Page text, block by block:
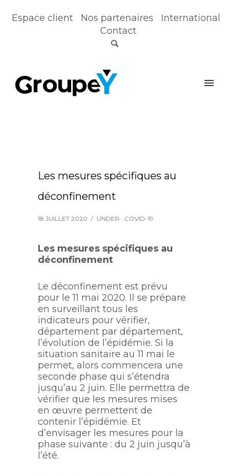
Espace client Nos partenaires
International
Contact
Les mesures spécifiques au
déconfinement
18 JUILLET 2020 / UNDER : COVID-19
Les mesures spécifiques au
déconfinement
Le déconfinement est prévu
pour le 11 mai 2020. Il se prépare
en surveillant tous les
indicateurs pour vérifier,
département par département,
l’évolution de l’épidémie. Si la
situation sanitaire au 11 mai le
permet, alors commencera une
seconde phase qui s’étendra
jusqu’au 2 juin. Elle permettra de
vérifier que les mesures mises
en œuvre permettent de
contenir l’épidémie. Et
d’envisager les mesures pour la
phase suivante : du 2 juin jusqu’à
l’été.